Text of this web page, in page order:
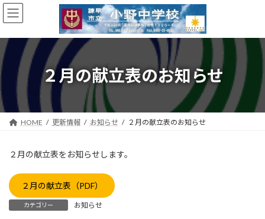
コ
ン
ン
ツ
へ
ッ
プ
ナ
ビ
ー
シ
ョ
移
動
２月の献立表のお知らせ
HOME 更新情報 お知らせ ２月の献立表のお知らせ
２月の献立表をお知らせします。
２月の献立表（PDF）
カテゴリー お知らせ